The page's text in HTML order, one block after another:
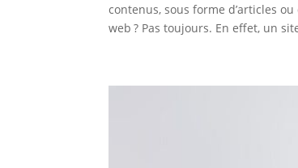
contenus, sous forme d’articles
web ? Pas toujours. En effet, un